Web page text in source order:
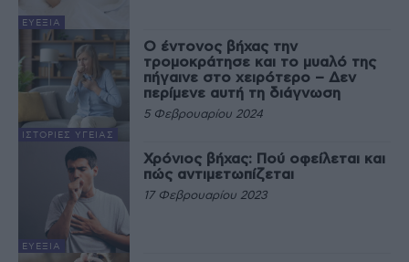
ΕΥΕΞΊΑ
ΙΣΤΟΡΊΕΣ ΥΓΕΊΑΣ
Ο έντονος βήχας την
τρομοκράτησε και το μυαλό της
πήγαινε στο χειρότερο – Δεν
περίμενε αυτή τη διάγνωση
5 Φεβρουαρίου 2024
ΕΥΕΞΊΑ
Χρόνιος βήχας: Πού οφείλεται και
πώς αντιμετωπίζεται
17 Φεβρουαρίου 2023